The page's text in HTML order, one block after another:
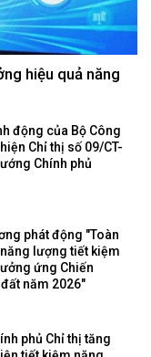
hiệu quả năng
động của Bộ Công
Chỉ thị số 09/CT-
Chính phủ
phát động "Toàn
lượng tiết kiệm
ứng Chiến
năm 2026"
phủ Chỉ thị tăng